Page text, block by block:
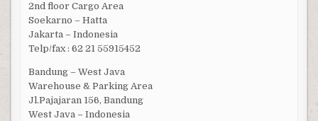
2nd floor Cargo Area
Soekarno – Hatta
Jakarta – Indonesia
Telp/fax : 62 21 55915452
Bandung – West Java
Warehouse & Parking Area
Jl.Pajajaran 156, Bandung
West Java – Indonesia